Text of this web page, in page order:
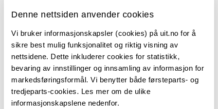
Denne nettsiden anvender cookies
Vi bruker informasjonskapsler (cookies) på uit.no for å
sikre best mulig funksjonalitet og riktig visning av
nettsidene. Dette inkluderer cookies for statistikk,
bevaring av innstillinger og innsamling av informasjon for
markedsføringsformål. Vi benytter både førsteparts- og
tredjeparts-cookies. Les mer om de ulike
informasjonskapslene nedenfor.